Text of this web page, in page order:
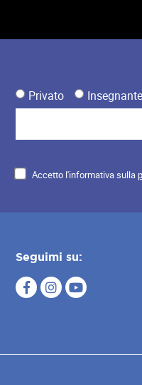
Privato Insegnante
Accetto l'informativa sulla
Seguimi su: